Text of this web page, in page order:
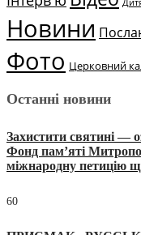
Новини
Фото Церковний
Останні новини
Захистити святині —
Фонд пам’яті
міжнародну петицію
60